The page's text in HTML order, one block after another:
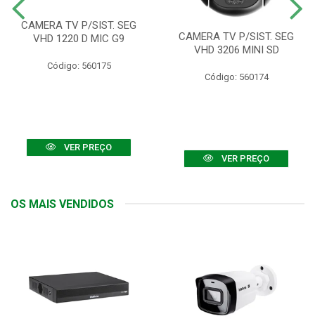
CAMERA TV P/SIST. SEG
VHD 1220 D MIC G9
Código: 560175
VER PREÇO
CAMERA TV P/SIST. SEG
VHD 3206 MINI SD
Código: 560174
VER PREÇO
OS MAIS VENDIDOS